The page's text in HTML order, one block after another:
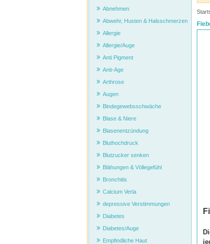
Abnehmen
Abwehr, Husten & Halsschmerzen
Allergie
Allergie/Auge
Anti Pigment
Anti-Age
Arthrose
Augen
Bindegewebsschwäche
Blase & Niere
Blasenentzündung
Bluthochdruck
Blutzucker senken
Blähungen & Völlegefühl
Bronchitis
Calcium Verla
depressive Verstimmungen
Diabetes
Diabetes/Auge
Empfindliche Haut